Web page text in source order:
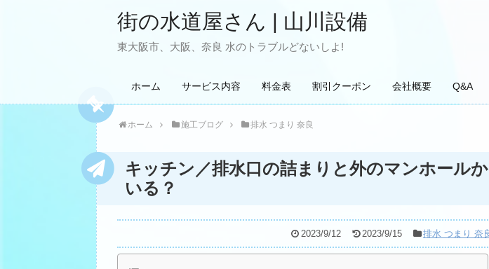
街の水道屋さん | 山川設備
東大阪市、大阪、奈良 水のトラブルどないしよ!
ホーム サービス内容 料金表 割引クーポン 会社概要 Q&A
ホーム 施工ブログ 排水 つまり 奈良
キッチン／排水口の詰まりと外のマンホール
いる？
2023/9/12 2023/9/15 排水 つまり 奈